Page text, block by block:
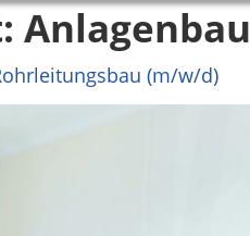
Anlagenbau
(m/w/d)